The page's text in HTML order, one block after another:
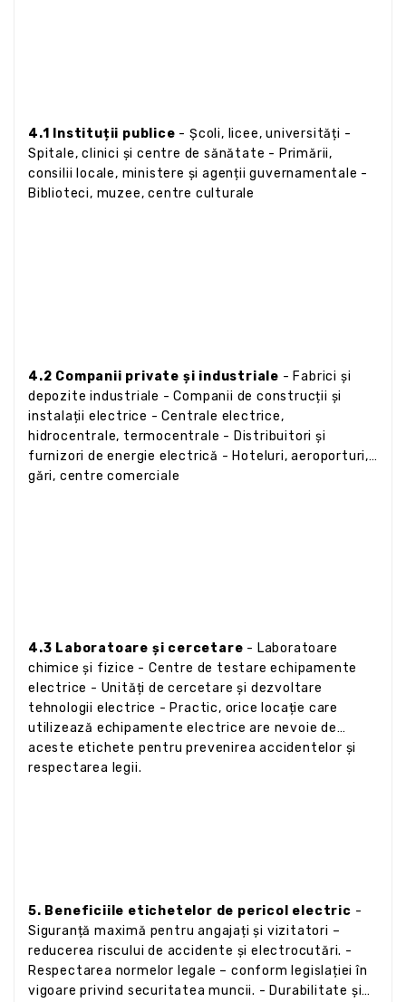
4.1 Instituții publice - Școli, licee, universități -
Spitale, clinici și centre de sănătate - Primării,
consilii locale, ministere și agenții guvernamentale -
Biblioteci, muzee, centre culturale
4.2 Companii private și industriale - Fabrici și
depozite industriale - Companii de construcții și
instalații electrice - Centrale electrice,
hidrocentrale, termocentrale - Distribuitori și
furnizori de energie electrică - Hoteluri, aeroporturi,
gări, centre comerciale
4.3 Laboratoare și cercetare - Laboratoare
chimice și fizice - Centre de testare echipamente
electrice - Unități de cercetare și dezvoltare
tehnologii electrice - Practic, orice locație care
utilizează echipamente electrice are nevoie de
aceste etichete pentru prevenirea accidentelor și
respectarea legii.
5. Beneficiile etichetelor de pericol electric -
Siguranță maximă pentru angajați și vizitatori –
reducerea riscului de accidente și electrocutări. -
Respectarea normelor legale – conform legislației în
vigoare privind securitatea muncii. - Durabilitate și